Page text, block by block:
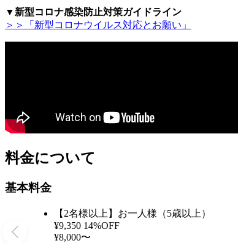
▼新型コロナ感染防止対策ガイドライン
＞＞「新型コロナウイルス対応とお願い」
料金について
基本料金
【2名様以上】お一人様（5歳以上）
¥9,350 14%OFF
¥8,000〜